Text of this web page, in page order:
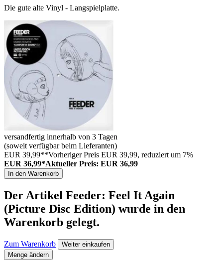
Die gute alte Vinyl - Langspielplatte.
versandfertig innerhalb von 3 Tagen
(soweit verfügbar beim Lieferanten)
EUR 39,99**Vorheriger Preis EUR 39,99, reduziert um 7%
EUR 36,99*Aktueller Preis: EUR 36,99
In den Warenkorb
Der Artikel Feeder: Feel It Again
(Picture Disc Edition) wurde in den
Warenkorb gelegt.
Zum Warenkorb
Weiter einkaufen
Menge ändern